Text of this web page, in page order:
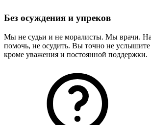
Без осуждения и упреков
Мы не судьи и не моралисты. Мы врачи.
помочь, не осудить. Вы точно не услышите
кроме уважения и постоянной поддержки.